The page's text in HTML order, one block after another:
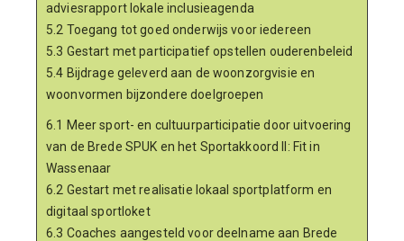
adviesrapport lokale inclusieagenda
5.2 Toegang tot goed onderwijs voor iedereen
5.3 Gestart met participatief opstellen ouderenbeleid
5.4 Bijdrage geleverd aan de woonzorgvisie en
woonvormen bijzondere doelgroepen
6.1 Meer sport- en cultuurparticipatie door uitvoering
van de Brede SPUK en het Sportakkoord II: Fit in
Wassenaar
6.2 Gestart met realisatie lokaal sportplatform en
digitaal sportloket
6.3 Coaches aangesteld voor deelname aan Brede